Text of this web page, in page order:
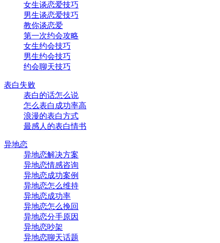
女生谈恋爱技巧
男生谈恋爱技巧
教你谈恋爱
第一次约会攻略
女生约会技巧
男生约会技巧
约会聊天技巧
表白失败
表白的话怎么说
怎么表白成功率高
浪漫的表白方式
最感人的表白情书
异地恋
异地恋解决方案
异地恋情感咨询
异地恋成功案例
异地恋怎么维持
异地恋成功率
异地恋怎么挽回
异地恋分手原因
异地恋吵架
异地恋聊天话题